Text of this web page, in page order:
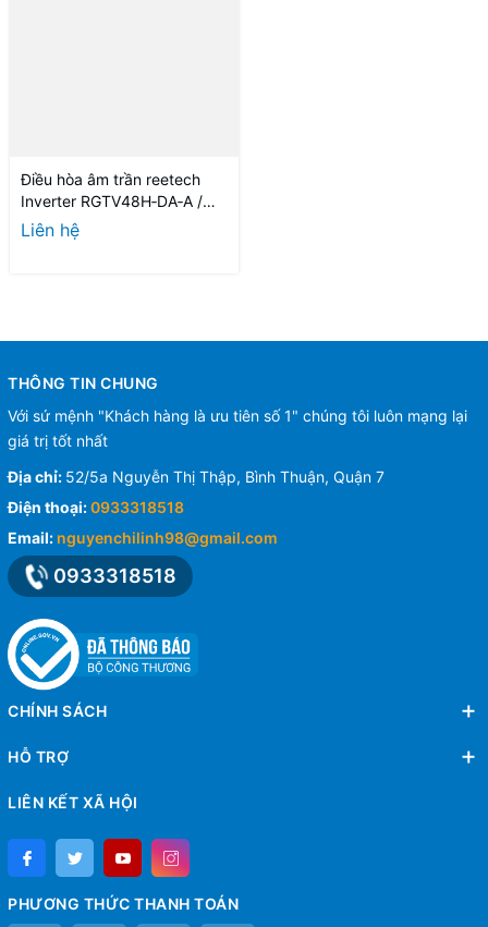
Điều hòa âm trần reetech
Inverter RGTV48H‑DA‑A /
RCV48H‑DAG‑A
Liên hệ
THÔNG TIN CHUNG
Với sứ mệnh "Khách hàng là ưu tiên số 1" chúng tôi luôn mạng lại
giá trị tốt nhất
Địa chỉ: 52/5a Nguyễn Thị Thập, Bình Thuận, Quận 7
Điện thoại:0933318518
Email: nguyenchilinh98@gmail.com
0933318518
CHÍNH SÁCH
HỖ TRỢ
LIÊN KẾT XÃ HỘI
PHƯƠNG THỨC THANH TOÁN